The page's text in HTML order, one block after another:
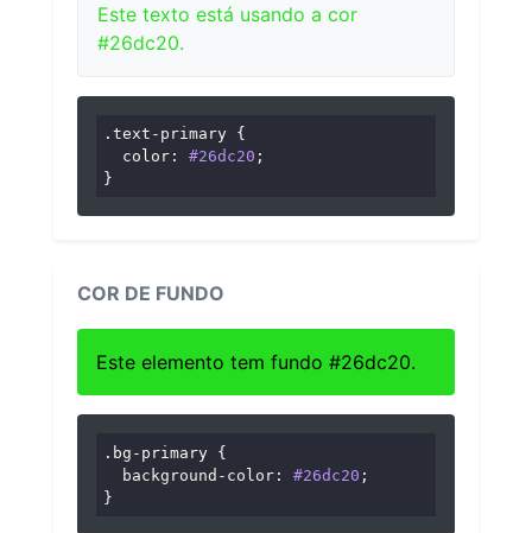
Este texto está usando a cor
#26dc20.
.text-primary {
color : #26dc20 ;
}
COR DE FUNDO
Este elemento tem fundo #26dc20.
.bg-primary {
background-color : #26dc20 ;
}